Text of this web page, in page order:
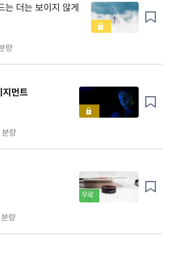
는 더는 보이지 않게
량
지먼트
분량
무료
분량